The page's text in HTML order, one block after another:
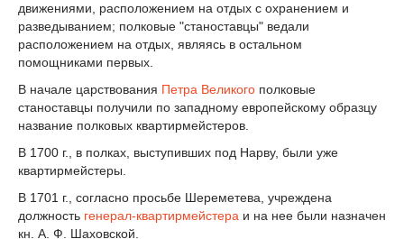
движениями, расположением на отдых с охранением и
разведыванием; полковые "станоставцы" ведали
расположением на отдых, являясь в остальном
помощниками первых.
В начале царствования Петра Великого полковые
станоставцы получили по западному европейскому образцу
название полковых квартирмейстеров.
В 1700 г., в полках, выступивших под Нарву, были уже
квартирмейстеры.
В 1701 г., согласно просьбе Шереметева, учреждена
должность генерал-квартирмейстера и на нее были назначен
кн. А. Ф. Шаховской.